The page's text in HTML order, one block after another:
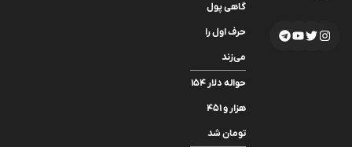
گاهی پول
حرف اول را
می‌زند
حواله دلار ۱۵۴
هزار و ۴۵۱
تومان شد